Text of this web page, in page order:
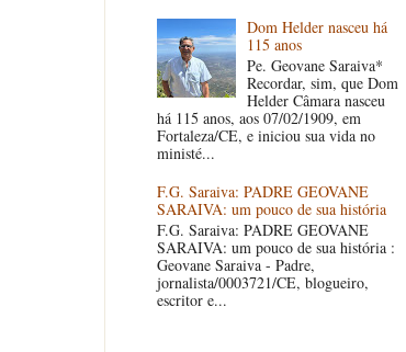
Dom Helder nasceu há
115 anos
Pe. Geovane Saraiva*
Recordar, sim, que Dom
Helder Câmara nasceu
há 115 anos, aos 07/02/1909, em
Fortaleza/CE, e iniciou sua vida no
ministé...
F.G. Saraiva: PADRE GEOVANE
SARAIVA: um pouco de sua história
F.G. Saraiva: PADRE GEOVANE
SARAIVA: um pouco de sua história :
Geovane Saraiva - Padre,
jornalista/0003721/CE, blogueiro,
escritor e...